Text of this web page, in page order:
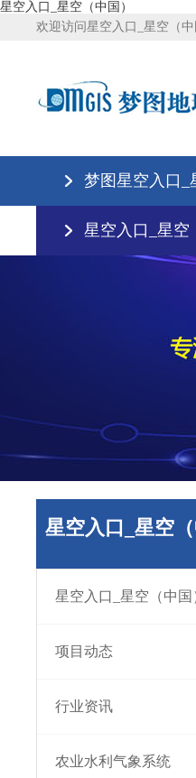
星空入口_星空（中国）
欢迎访问星空入口_星空（中
梦图星空入口_
星空入口_星空
星空入口_星空（
星空入口_星空（中国
项目动态
行业资讯
农业水利气象系统